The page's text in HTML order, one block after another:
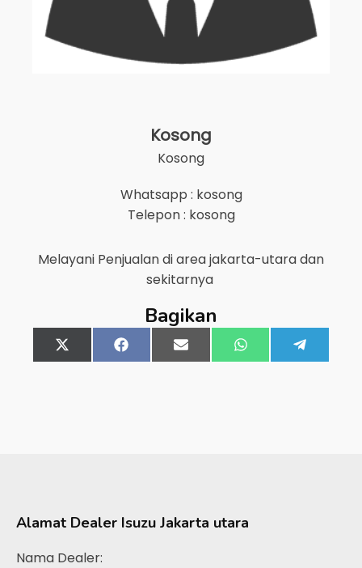
Kosong
Kosong
Whatsapp : kosong
Telepon : kosong
Melayani Penjualan di areajakarta-utaradan
sekitarnya
Bagikan
Share
on
X
(Twitter)
Share
on
FacebookShare
on
Email Share
on
WhatsApp
on
Alamat Dealer Isuzu Jakarta utara
Nama Dealer: